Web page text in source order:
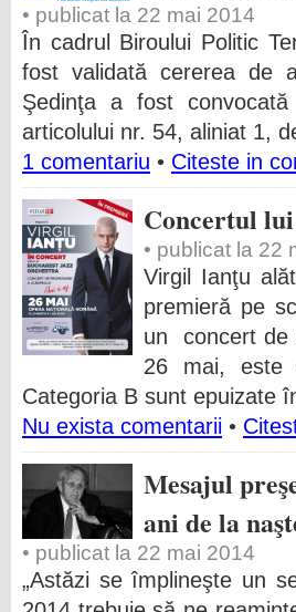
• publicat la 22 mai 2014
În cadrul Biroului Politic
fost validată cererea de
Şedinţa a fost
articolului nr. 54, aliniat 1,
1 comentariu • Citeste in
Concertul
• publicat la 22
Virgil Ianţu
premieră pe
un concert de
26 mai, este
Categoria B sunt epuizate
Nu exista comentarii •
Mesajul
ani de la
• publicat la 22 mai 2014
„Astăzi se împlineşte un